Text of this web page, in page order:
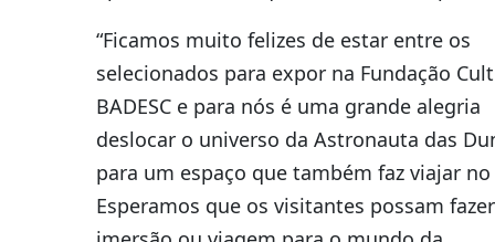
“Ficamos muito felizes de estar entre os
selecionados para expor na Fundação
BADESC e para nós é uma grande alegria
deslocar o universo da Astronauta das
para um espaço que também faz viajar
Esperamos que os visitantes possam